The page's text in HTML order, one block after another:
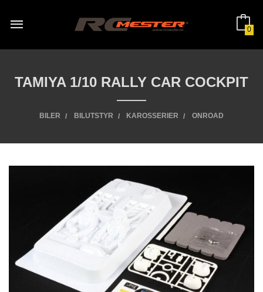
innholdet
0
TAMIYA 1/10 RALLY CAR COCKPIT
BILER BILUTSTYR KAROSSERIER ONROAD